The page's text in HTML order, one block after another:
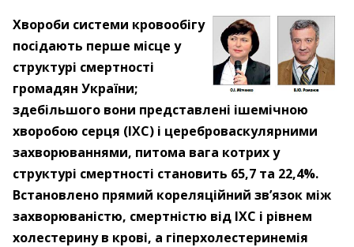
Хвороби системи кровообігу
посідають перше місце у
структурі смертності
громадян України;
здебільшого вони представлені ішемічною
хворобою серця (ІХС) і цереброваскулярними
захворюваннями, питома вага котрих у
структурі смертності становить 65,7 та 22,4%.
Встановлено прямий кореляційний зв’язок між
захворюваністю, смертністю від ІХС і рівнем
холестерину в крові, а гіперхолестеринемія